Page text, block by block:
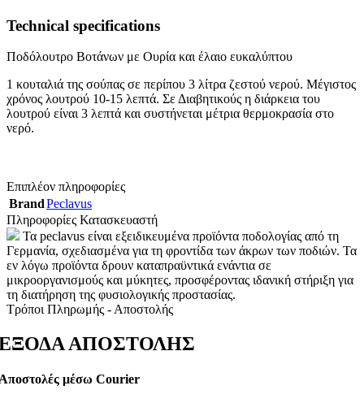
Technical specifications
Ποδόλουτρο Βοτάνων με Ουρία και έλαιο ευκαλύπτου
1 κουταλιά της σούπας σε περίπου 3 λίτρα ζεστού νερού. Μέγιστος
χρόνος λουτρού 10-15 λεπτά. Σε Διαβητικούς η διάρκεια του
λουτρού είναι 3 λεπτά και συστήνεται μέτρια θερμοκρασία στο
νερό.
Επιπλέον πληροφορίες
BrandPeclavus
Πληροφορίες Κατασκευαστή
Τα peclavus είναι εξειδικευμένα προϊόντα ποδολογίας από τη
Γερμανία, σχεδιασμένα για τη φροντίδα των άκρων των ποδιών. Τα
εν λόγω προϊόντα δρουν καταπραϋντικά ενάντια σε
μικροοργανισμούς και μύκητες, προσφέροντας ιδανική στήριξη για
τη διατήρηση της φυσιολογικής προστασίας.
Τρόποι Πληρωμής - Αποστολής
ΑΠΟΣΤΟΛΗΣ
μέσω Courier